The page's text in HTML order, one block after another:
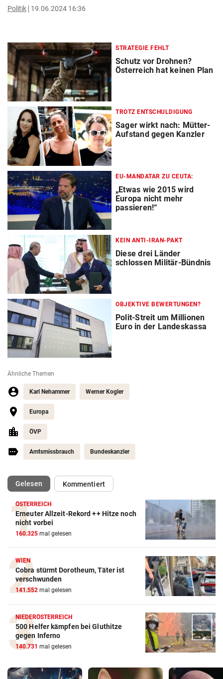
Politik 19.06.2024 16:36
STRATEGIE FEHLT
Schutz vor Drohnen?
Österreich hat keinen Plan
TROTZ ENTSCHULDIGUNG
Sager wirkt nach: Mütter-
Aufstand gegen Kanzler
EU-MANDATAR ZU CEUTA:
„Etwas wie 2015 wird
Europa nicht mehr
passieren!“
KEIN ANTI-IRAN-PAKT
Diese drei Länder
schlossen Militär-Bündnis
OBJEKTIVE BEWERTUNGEN?
Polit-Streit um Millionen
Euro in der Landeskassa
Ähnliche Themen
Karl Nehammer Werner Kogler
Europa
ÖVP
Amtsmissbrauch Bundeskanzler
Gelesen(ausgewählt)Kommentiert
ÖSTERREICH
Erneuter Allzeit-Rekord ++ Hitze noch
nicht vorbei
160.325 mal gelesen
WIEN
Cobra stürmt Dorotheum, Täter ist
verschwunden
141.552 mal gelesen
NIEDERÖSTERREICH
500 Helfer kämpfen bei Gluthitze
gegen Inferno
140.731 mal gelesen